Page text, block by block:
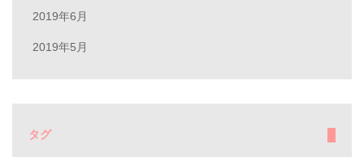
2019年6月
2019年5月
タグ